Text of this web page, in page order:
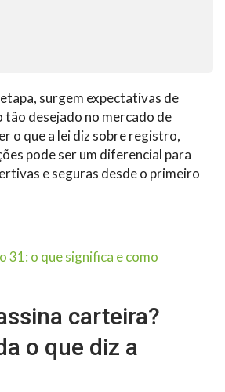
surgem expectativas de
tão desejado no mercado de
o que a lei diz sobre registro,
pode ser um diferencial para
e seguras desde o primeiro
31: o que significa e como
carteira?
o que diz a